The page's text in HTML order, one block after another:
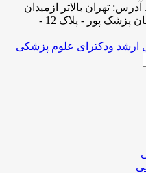
تهران بالاتر ازمیدان
ولیعصر -بعد از تقاطع زرتشت - خیابان پزشک پور - پلاک 12 -